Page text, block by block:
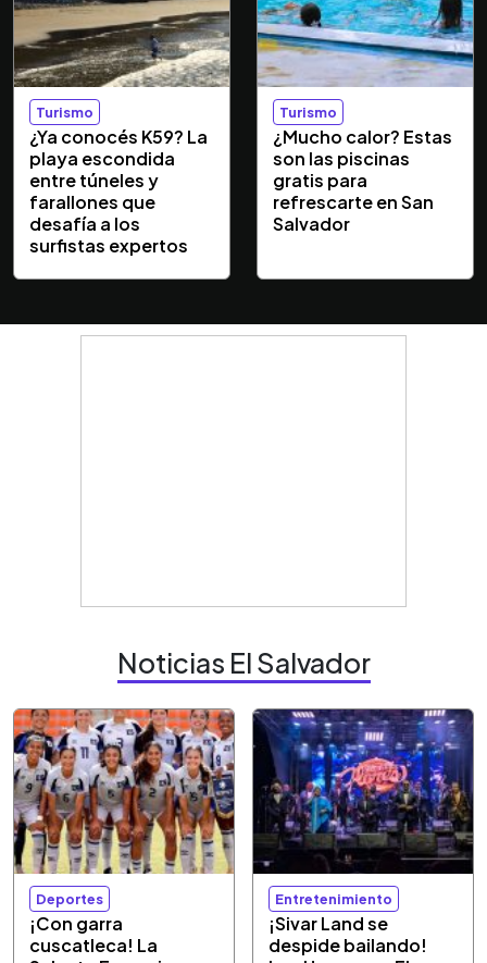
Turismo
¿Ya conocés K59? La
playa escondida
entre túneles y
farallones que
desafía a los
surfistas expertos
Turismo
¿Mucho calor? Estas
son las piscinas
gratis para
refrescarte en San
Salvador
Noticias El Salvador
Deportes
¡Con garra
cuscatleca! La
Entretenimiento
¡Sivar Land se
despide bailando!